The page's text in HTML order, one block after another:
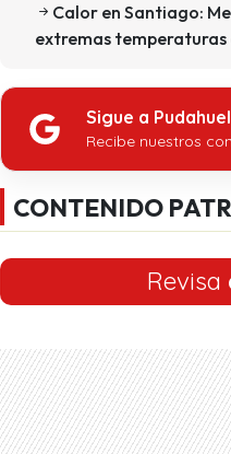
Calor en Santiago:
extremas
Sigue a
Recibe nuestros
CONTENIDO
Revisa